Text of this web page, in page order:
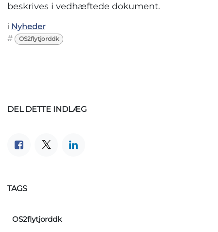
beskrives i vedhæftede dokument.
i Nyheder
#
OS2flytjorddk
DEL DETTE INDLÆG
TAGS
OS2flytjorddk